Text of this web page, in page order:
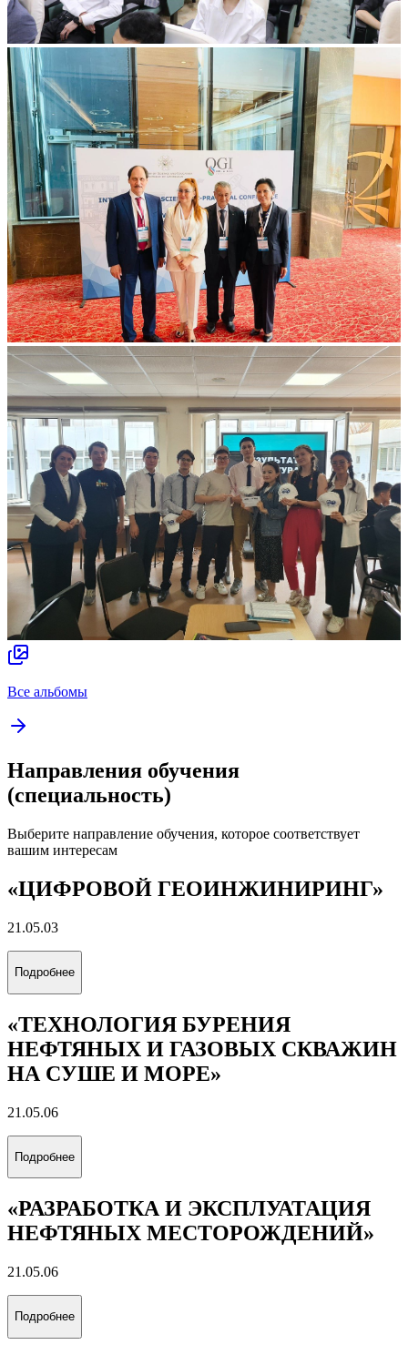
Все альбомы
Направления обучения
(специальность)
Выберите направление обучения, которое соответствует
вашим интересам
«ЦИФРОВОЙ ГЕОИНЖИНИРИНГ»
21.05.03
Подробнее
«ТЕХНОЛОГИЯ БУРЕНИЯ
НЕФТЯНЫХ И ГАЗОВЫХ СКВАЖИН
НА СУШЕ И МОРЕ»
21.05.06
Подробнее
«РАЗРАБОТКА И ЭКСПЛУАТАЦИЯ
НЕФТЯНЫХ МЕСТОРОЖДЕНИЙ»
21.05.06
Подробнее